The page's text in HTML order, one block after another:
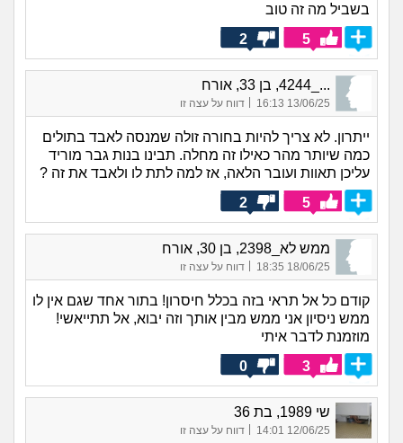
בשביל מה זה טוב
5
2
..._4244, בן 33, אורח
13/06/25 16:13
| דווח על עצה זו
ייתרון. לא צריך להיות בחורה זולה שמנסה לאבד בתולים
כמה שיותר מהר כאילו זה מחלה. תבינו בנות גבר מוריד
עליכן תאוות ועובר הלאה, אז למה לתת לו ולאבד את זה ?
5
2
ממש לא_2398, בן 30, אורח
18/06/25 18:35 דווח על עצה זו
קודם כל אל תראי בזה בכלל חיסרון! בתור אחד שגם אין לו
ממש ניסיון אני ממש מבין אותך וזה יבוא, אל תתייאשי!
מוזמנת לדבר איתי
3
0
שי 1989, בת 36
12/06/25 14:01 דווח על עצה זו